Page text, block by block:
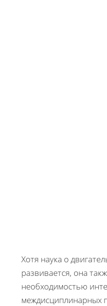
Хотя наука о
развивается, она
необходимостью
междисциплинарных